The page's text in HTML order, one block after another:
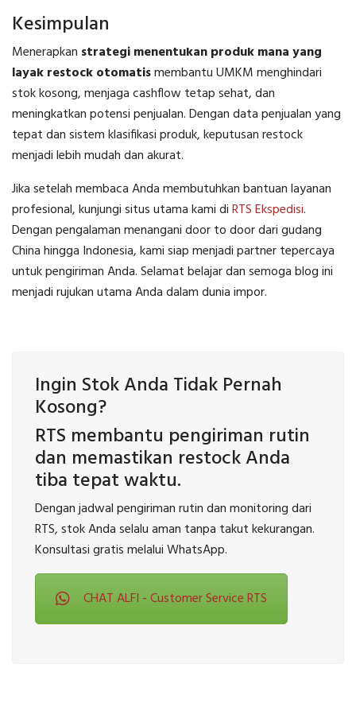
Kesimpulan
Menerapkan strategi menentukan produk mana yang
layak restock otomatismembantu UMKM menghindari
stok kosong, menjaga cashflow tetap sehat, dan
meningkatkan potensi penjualan. Dengan data penjualan yang
tepat dan sistem klasifikasi produk, keputusan restock
menjadi lebih mudah dan akurat.
Jika setelah membaca Anda membutuhkan bantuan layanan
profesional, kunjungi situs utama kami diRTS Ekspedisi.
Dengan pengalaman menangani door to door dari gudang
China hingga Indonesia, kami siap menjadi partner tepercaya
untuk pengiriman Anda. Selamat belajar dan semoga blog ini
menjadi rujukan utama Anda dalam dunia impor.
Ingin Stok Anda Tidak Pernah
Kosong?
RTS membantu pengiriman rutin
dan memastikan restock Anda
tiba tepat waktu.
Dengan jadwal pengiriman rutin dan monitoring dari
RTS, stok Anda selalu aman tanpa takut kekurangan.
Konsultasi gratis melalui WhatsApp.
CHAT ALFI - Customer Service RTS